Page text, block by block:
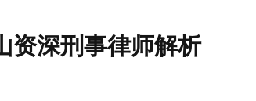
资深刑事律师解析